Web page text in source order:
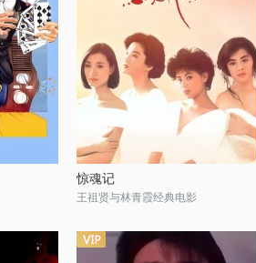
惊魂记
王祖贤与林青霞经典电影